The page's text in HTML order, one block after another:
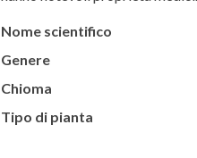
Nome scientifico
Genere
Chioma
Tipo di pianta